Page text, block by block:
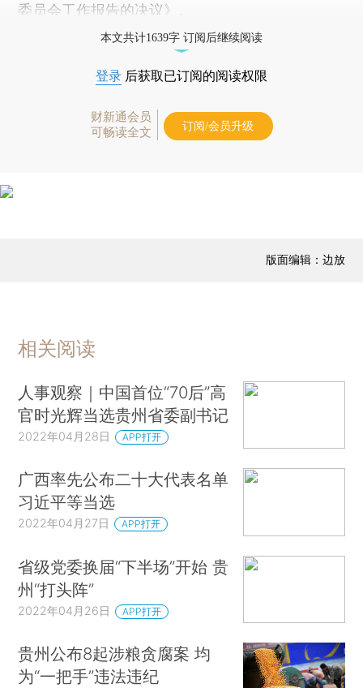
委员会工作报告的决议》。
本文共计1639字 订阅后继续阅读
登录 后获取已订阅的阅读权限
财新通会员
可畅读全文
订阅/会员升级
版面编辑：边放
相关阅读
人事观察｜中国首位“70后”高
官时光辉当选贵州省委副书记
2022年04月28日 APP打开
广西率先公布二十大代表名单
习近平等当选
2022年04月27日 APP打开
省级党委换届“下半场”开始 贵
州“打头阵”
2022年04月26日 APP打开
贵州公布8起涉粮贪腐案 均
为“一把手”违法违纪